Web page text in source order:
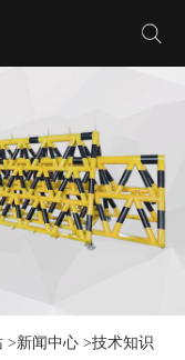
>新闻中心 >技术知识